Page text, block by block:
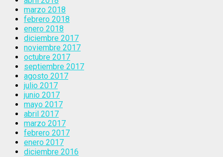
marzo 2018
febrero 2018
enero 2018
diciembre 2017
noviembre 2017
octubre 2017
septiembre 2017
agosto 2017
julio 2017
junio 2017
mayo 2017
abril 2017
marzo 2017
febrero 2017
enero 2017
diciembre 2016